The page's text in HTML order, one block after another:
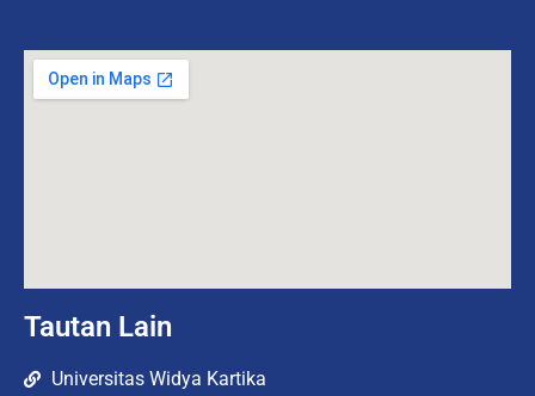
Tautan Lain
Universitas Widya Kartika